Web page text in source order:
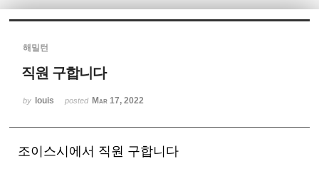
해밀턴
직원 구합니다
by louis posted Mar 17, 2022
조이스시에서 직원 구합니다
Sketchbook5, 스케치북5
Sketchbook5, 스케치북5